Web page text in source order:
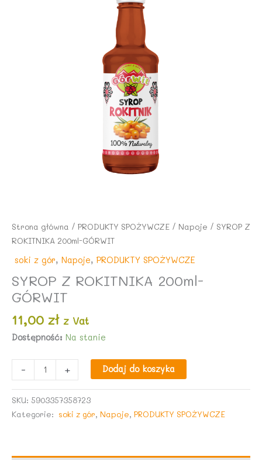
Strona główna / PRODUKTY SPOŻYWCZE / Napoje / SYROP Z
ROKITNIKA 200ml-GÓRWIT
soki z gór, Napoje, PRODUKTY SPOŻYWCZE
SYROP Z ROKITNIKA 200ml-
GÓRWIT
11,00 zł z Vat
Dostępność: Na stanie
-
SYROP
Z
200ml-
+ Dodaj do koszyka
SKU: 5903357358723
Kategorie: soki z gór, Napoje, PRODUKTY SPOŻYWCZE